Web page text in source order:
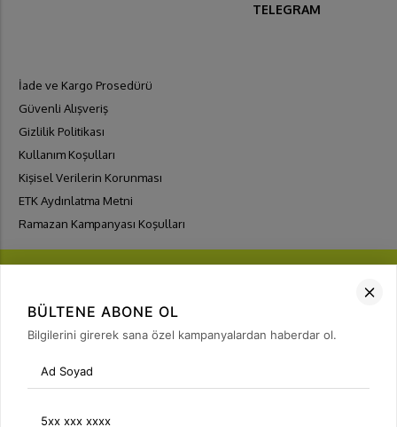
TELEGRAM
İade ve Kargo Prosedürü
Güvenli Alışveriş
Gizlilik Politikası
Kullanım Koşulları
Kişisel Verilerin Korunması
ETK Aydınlatma Metni
Ramazan Kampanyası Koşulları
FIRSATLARI YAKALA
Bülten Üyeliği
BÜLTENE ABONE OL
Bilgilerini girerek sana özel kampanyalardan haberdar ol.